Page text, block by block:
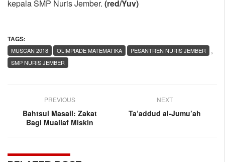
kepala SMP Nuris Jember. (red/Yuv)
TAGS:
,
MUSCAN 2018 OLIMPIADE MATEMATIKA
PESANTREN NURIS JEMBER
SMP NURIS JEMBER
PREVIOUS
Bahtsul Masail: Zakat
Bagi Muallaf Miskin
NEXT
Ta’addud al-Jumu’ah